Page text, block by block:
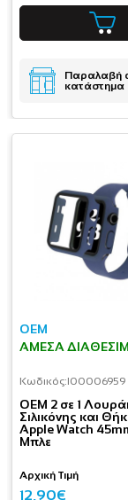
Παραλαβή
κατάστημα
OEM
ΆΜΕΣΑ
Κωδικός:I00006959
OEM 2 σε 1
Σιλικόνης και
Apple Watch
Μπλε
Αρχική Τιμή
12,90€